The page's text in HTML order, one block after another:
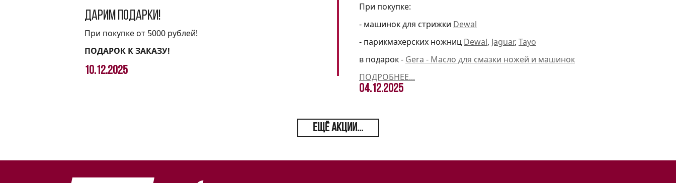
Дарим подарки!
При покупке от 5000 рублей!
ПОДАРОК К ЗАКАЗУ!
10.12.2025
При покупке:
- машинок для стрижки Dewal
- парикмахерских ножниц Dewal, Jaguar, Tayo
в подарок - Gera - Масло для смазки ножей и машинок
ПОДРОБНЕЕ...
04.12.2025
ЕЩЁ АКЦИИ...